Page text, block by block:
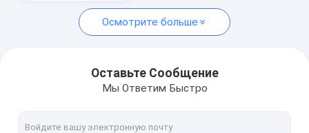
Машины PDT
Машина для скульптуры тела EMS
Осмотрите больше
Оставьте Сообщение
Мы Ответим Быстро